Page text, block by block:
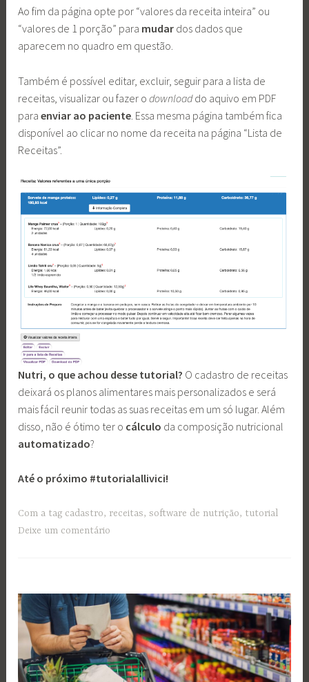
Ao fim da página opte por “valores da receita inteira” ou
“valores de 1 porção” para mudar dos dados que
aparecem no quadro em questão.
Também é possível editar, excluir, seguir para a lista de
receitas, visualizar ou fazer odownloaddo aquivo em PDF
paraenviar ao paciente . Essa mesma página também fica
disponível ao clicar no nome da receita na página “Lista de
Receitas”.
Nutri, o que achou desse tutorial? O cadastro de receitas
deixará os planos alimentares mais personalizados e será
mais fácil reunir todas as suas receitas em um só lugar. Além
disso, não é ótimo ter o cálculo da composição nutricional
automatizado?
Até o próximo #tutorialallivici!
Com a tag cadastro, receitas,software de nutrição, tutorial
Deixe um comentário